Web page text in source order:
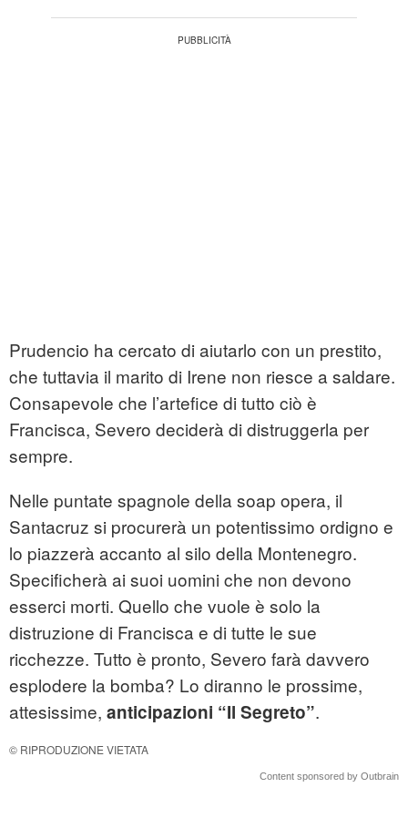
Prudencio ha cercato di aiutarlo con un prestito,
che tuttavia il marito di Irene non riesce a saldare.
Consapevole che l’artefice di tutto ciò è
Francisca, Severo deciderà di distruggerla per
sempre.
Nelle puntate spagnole della soap opera, il
Santacruz si procurerà un potentissimo ordigno e
lo piazzerà accanto al silo della Montenegro.
Specificherà ai suoi uomini che non devono
esserci morti. Quello che vuole è solo la
distruzione di Francisca e di tutte le sue
ricchezze. Tutto è pronto, Severo farà davvero
esplodere la bomba? Lo diranno le prossime,
attesissime, anticipazioni “Il Segreto”.
© RIPRODUZIONE VIETATA
Content sponsored by Outbrain